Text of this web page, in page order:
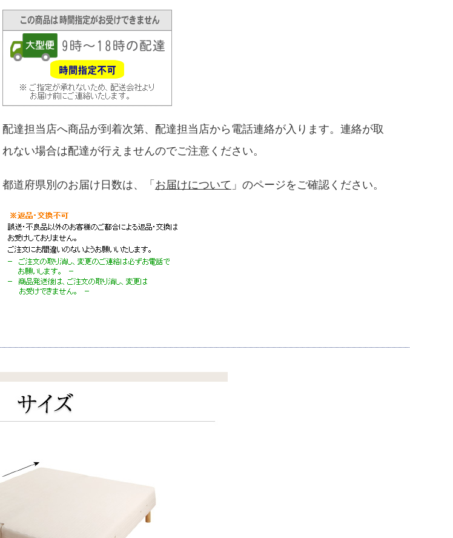
配達担当店へ商品が到着次第、配達担当店から電話連絡が入ります。連絡が取
れない場合は配達が行えませんのでご注意ください。
都道府県別のお届け日数は、「 お届けについて 」のページをご確認ください。